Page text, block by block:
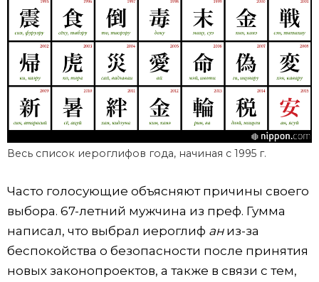
Весь список иероглифов года, начиная с 1995 г.
Часто голосующие объясняют причины своего
выбора. 67-летний мужчина из преф. Гумма
написал, что выбрал иероглиф аниз-за
беспокойства о безопасности после принятия
новых законопроектов, а также в связи с тем,